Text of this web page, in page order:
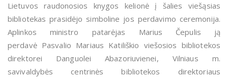
Lietuvosraudonosios knygos kelionė į šalies viešąsias
bibliotekas prasidėjo simboline jos perdavimo ceremonija.
Aplinkos ministro patarėjas Marius Čepulis ją
perdavė Pasvalio Mariaus Katiliškio viešosios bibliotekos
direktorei Danguolei Abazoriuvienei, Vilniaus m.
savivaldybės centrinės bibliotekos direktoriaus